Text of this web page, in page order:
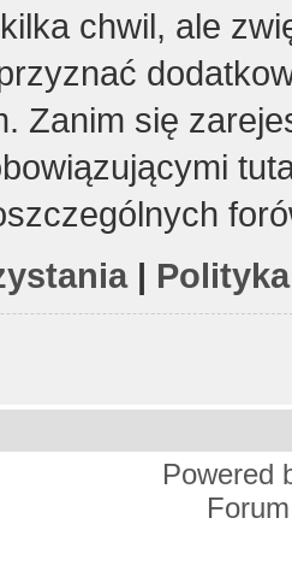
chwil, ale
Zanim się
|
Powered